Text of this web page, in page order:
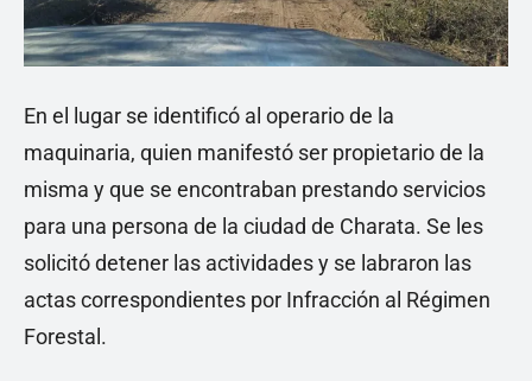
En el lugar se identificó al operario de la
maquinaria, quien manifestó ser propietario de la
misma y que se encontraban prestando servicios
para una persona de la ciudad de Charata. Se les
solicitó detener las actividades y se labraron las
actas correspondientes por Infracción al Régimen
Forestal.